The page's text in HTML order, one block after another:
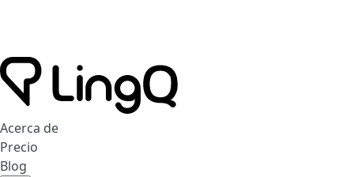
Acerca de
Precio
Blog